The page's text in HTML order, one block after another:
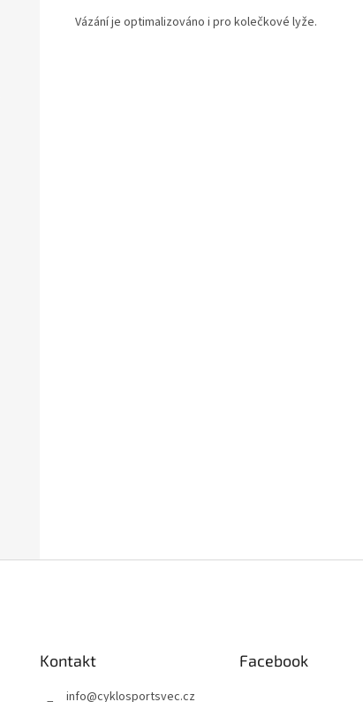
Vázání je optimalizováno i pro kolečkové lyže.
Kontakt
info@cyklosportsvec.cz
Facebook